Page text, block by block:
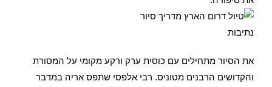
את הסיור מתחילים עם כוסית ערק ורקע מקומי על המסורת
והקדושים הרבנים מטוניס. רבי אלפסי שתפס אריה במדבר